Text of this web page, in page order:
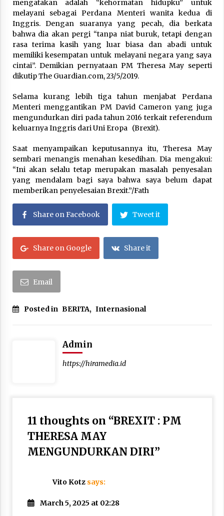
January 15, 2026
Pelunasan Haji Khusus Tahap III Ditutup,
Serapan Kuota Capai 101,81%
January 15, 2026
Mempertahankan Status Quo atau Perubahan
January 14, 2026
mengatakan adalah “kehormatan hidupku” untuk
melayani sebagai Perdana Menteri wanita kedua di
Inggris. Dengan suaranya yang pecah, dia berkata
bahwa dia akan pergi “tanpa niat buruk, tetapi dengan
rasa terima kasih yang luar biasa dan abadi untuk
memiliki kesempatan untuk melayani negara yang saya
cintai”. Demikian pernyataan PM Theresa May seperti
dikutip The Guardian.com, 23/5/2019.
Selama kurang lebih tiga tahun menjabat Perdana
Menteri menggantikan PM David Cameron yang juga
mengundurkan diri pada tahun 2016 terkait referendum
keluarnya Inggris dari Uni Eropa (Brexit).
Saat menyampaikan keputusannya itu, Theresa May
sembari menangis menahan kesedihan. Dia mengakui:
“Ini akan selalu tetap merupakan masalah penyesalan
yang mendalam bagi saya bahwa saya belum dapat
memberikan penyelesaian Brexit.”/Fath
Share on Facebook Tweet it
Share on Google Share it
Email
Posted in BERITA, Internasional
Admin
https://hiramedia.id
11 thoughts on “BREXIT : PM
THERESA MAY
MENGUNDURKAN DIRI”
Vito Kotz says:
March 5, 2025 at 02:28